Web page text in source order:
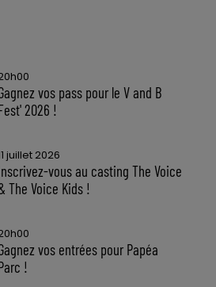
vos pass pour le V and B
2026 !
juillet 2026
vous au casting The Voice
The Voice Kids !
vos entrées pour Papéa
!